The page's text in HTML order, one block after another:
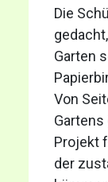
Die
Garten
Von
Gartens
Projekt
der